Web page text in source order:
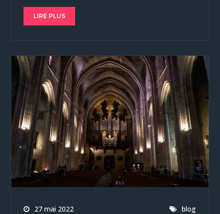
LIRE PLUS
27 mai 2022 blog